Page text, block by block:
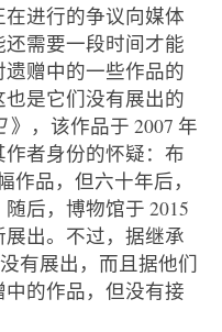
进行的争议向媒体
需要一段时间才能
赠中的一些作品的
是它们没有展出的
》，该作品于 2007 年
者身份的怀疑：布
作品，但六十年后，
后，博物馆于 2015
出。不过，据继承
有展出，而且据他们
的作品，但没有接